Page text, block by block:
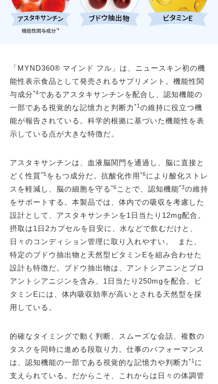
「MYND360® マインド フル」は、ニュースキン初の機
能性表示食品として発売されるサプリメント。機能性関
与成分*4であるアスタキサンチンを配合し、認知機能の
一部である視覚的な記憶力と判断力 *1 の維持に役立つ機
能が報告されている。科学的根拠に基づいた機能性を表
示している点が大きな特徴だ。
アスタキサンチンは、血液脳関門を通過し、脳に直接と
どく性質*5 をもつ成分だ。抗酸化作用*6により酸化ストレ
スを軽減し、脳の細胞を守る *6 ことで、認知機能*3の維持
をサポートする。本製品では、体内での吸収を考慮した
設計として、アスタキサンチンを1日当たり12mg配合。
摂取は1日2カプセルを目安に、水などで飲むだけと、
日々のコンディション管理に取り入れやすい。 また、
特定のブドウ抽出物と天然型ビタミンEを組み合わせた
設計も特徴だ。ブドウ抽出物は、アントシアニンとプロ
アントシアニジンを含み、1日当たり250mgを配合。ビ
タミンEには、体内吸収効率が高いとされる天然型を採
用している。
的確なタイミングで動く判断、スムーズな会話、複数の
タスクを同時に進める段取り力。仕事のパフォーマンス
は、認知機能の一部である視覚的な記憶力や判断力 *1 に
支えられている。だからこそ、これからは日々の体調管